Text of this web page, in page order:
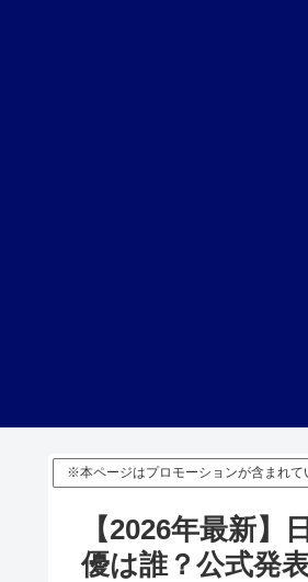
※本ページはプロモーションが含まれて
【2026年最新
優は誰？公式発